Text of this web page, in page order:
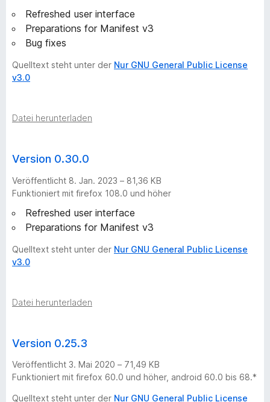
Refreshed user interface
Preparations for Manifest v3
Bug fixes
Quelltext steht unter der Nur GNU General Public License
v3.0
Datei herunterladen
Version 0.30.0
Veröffentlicht 8. Jan. 2023 – 81,36 KB
Funktioniert mit firefox 108.0 und höher
Refreshed user interface
Preparations for Manifest v3
Quelltext steht unter der Nur GNU General Public License
v3.0
Datei herunterladen
Version 0.25.3
Veröffentlicht 3. Mai 2020 – 71,49 KB
Funktioniert mit firefox 60.0 und höher, android 60.0 bis 68.*
Quelltext steht unter der Nur GNU General Public License